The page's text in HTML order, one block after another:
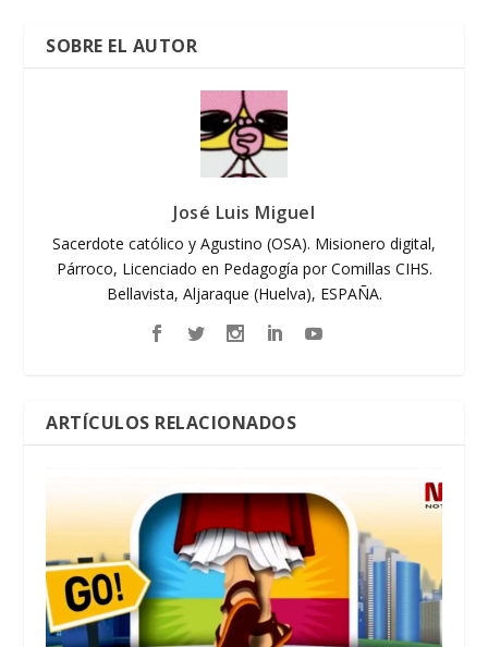
SOBRE EL AUTOR
José Luis Miguel
Sacerdote católico y Agustino (OSA). Misionero digital,
Párroco, Licenciado en Pedagogía por Comillas CIHS.
Bellavista, Aljaraque (Huelva), ESPAÑA.
ARTÍCULOS RELACIONADOS